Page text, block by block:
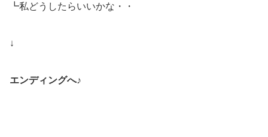
┗私どうしたらいいかな・・
↓
エンディングへ♪